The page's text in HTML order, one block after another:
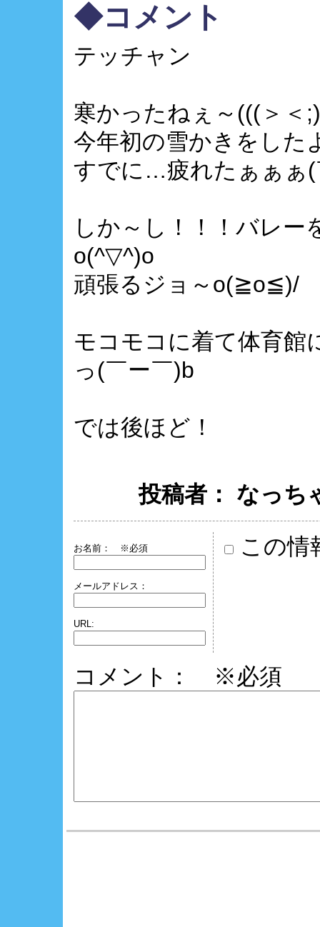
◆コメント
テッチャン
寒かったねぇ～(((＞＜
今年初の雪かきをした
すでに…疲れたぁぁぁ(
しか～し！！！バレー
o(^▽^)o
頑張るジョ～o(≧o≦)/
モコモコに着て体育館
っ(￣ー￣)b
では後ほど！
投稿者： なっち
お名前： ※必須
メールアドレス：
URL:
この情
コメント： ※必須